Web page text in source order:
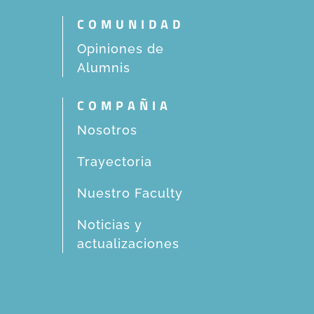
COMUNIDAD
Opiniones de
Alumnis
COMPAÑIA
Nosotros
Trayectoria
Nuestro Faculty
Noticias y
actualizaciones